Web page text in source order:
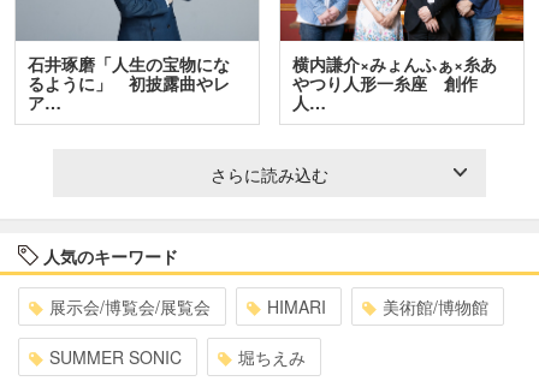
石井琢磨「人生の宝物にな
るように」 初披露曲やレ
ア…
横内謙介×みょんふぁ×糸あ
やつり人形一糸座 創作
人…
さらに読み込む
人気のキーワード
展示会/博覧会/展覧会 HIMARI 美術館/博物館
SUMMER SONIC 堀ちえみ